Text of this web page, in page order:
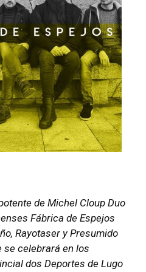
de Michel Cloup Duo
Fábrica de Espejos
Rayotaser y Presumido
se celebrará en los
dos Deportes de Lugo